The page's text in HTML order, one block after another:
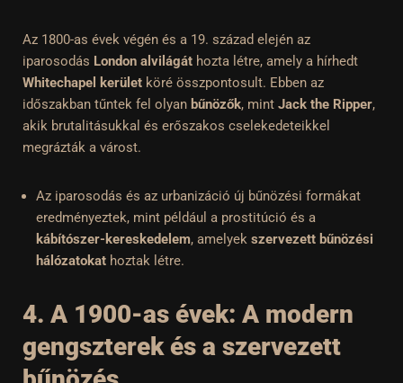
Az 1800-as évek végén és a 19. század elején az
iparosodás London alvilágát hozta létre, amely a hírhedt
Whitechapel kerület köré összpontosult. Ebben az
időszakban tűntek fel olyan bűnözők, mint Jack the Ripper,
akik brutalitásukkal és erőszakos cselekedeteikkel
megrázták a várost.
Az iparosodás és az urbanizáció új bűnözési formákat
eredményeztek, mint például a prostitúció és a
kábítószer-kereskedelem, amelyek szervezett bűnözési
hálózatokat hoztak létre.
4. A 1900-as évek: A modern
gengszterek és a szervezett